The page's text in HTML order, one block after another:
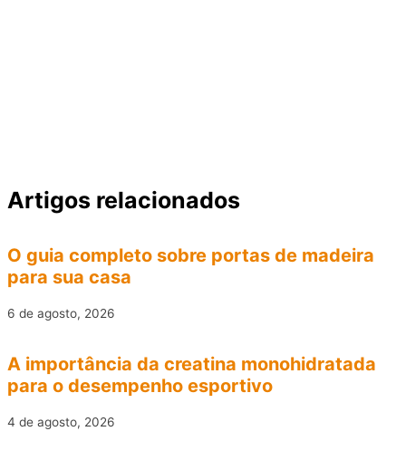
Artigos relacionados
O guia completo sobre portas de madeira
para sua casa
6 de agosto, 2026
A importância da creatina monohidratada
para o desempenho esportivo
4 de agosto, 2026